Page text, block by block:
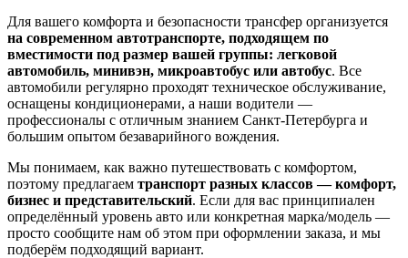
Для вашего комфорта и безопасности трансфер организуется
на современном автотранспорте, подходящем по
вместимости под размер вашей группы: легковой
автомобиль, минивэн, микроавтобус или автобус. Все
автомобили регулярно проходят техническое обслуживание,
оснащены кондиционерами, а наши водители —
профессионалы с отличным знанием Санкт-Петербурга и
большим опытом безаварийного вождения.
Мы понимаем, как важно путешествовать с комфортом,
поэтому предлагаем транспорт разных классов — комфорт,
бизнес и представительский. Если для вас принципиален
определённый уровень авто или конкретная марка/модель —
просто сообщите нам об этом при оформлении заказа, и мы
подберём подходящий вариант.